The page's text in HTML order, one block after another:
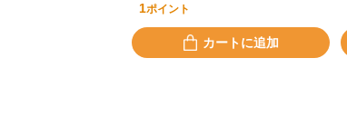
1ポイント
カートに追加